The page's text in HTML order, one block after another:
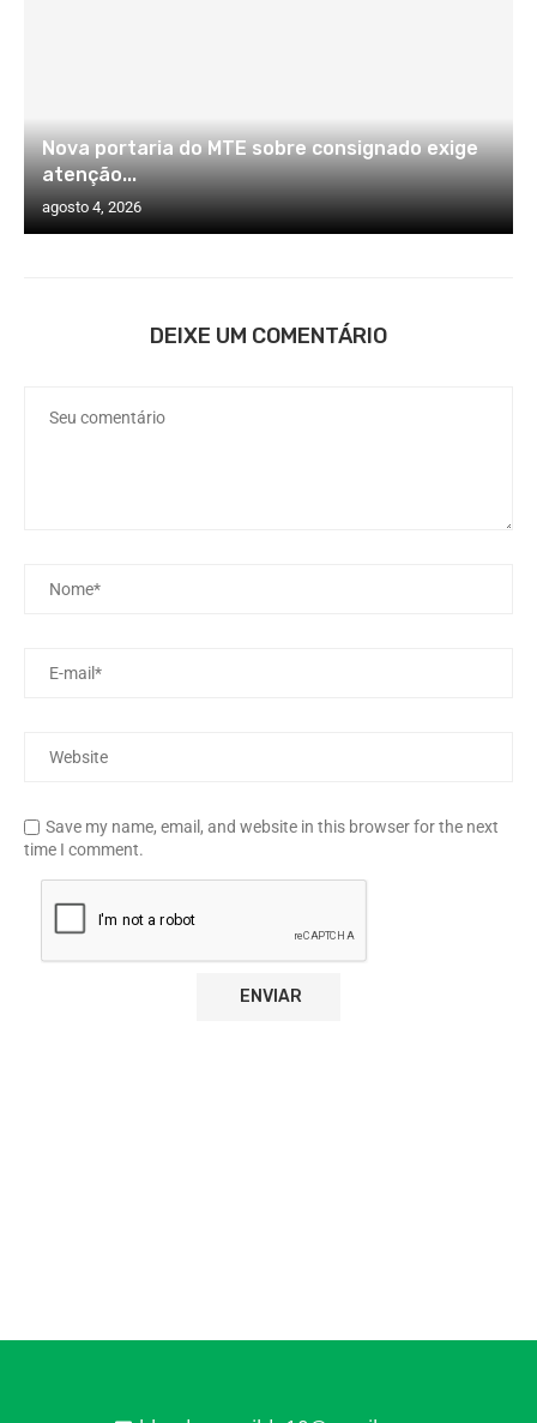
Nova portaria do MTE sobre consignado exige
atenção...
agosto 4, 2026
DEIXE UM COMENTÁRIO
Save my name, email, and website in this browser for the next
time I comment.